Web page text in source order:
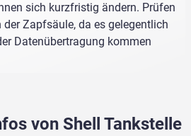
sich kurzfristig ändern. Prüfen
der Zapfsäule, da es gelegentlich
Datenübertragung kommen
von Shell Tankstelle